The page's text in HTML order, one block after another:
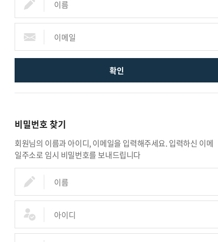
확인
비밀번호 찾기
회원님의 이름과 아이디, 이메일을 입력해주세요. 입력하신 이메
일주소로 임시 비밀번호를 보내드립니다